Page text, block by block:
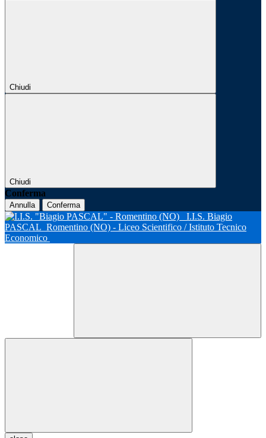
Chiudi
Chiudi
Conferma
Annulla Conferma
I.I.S. Biagio
PASCAL Romentino (NO) - Liceo Scientifico / Istituto Tecnico
Economico